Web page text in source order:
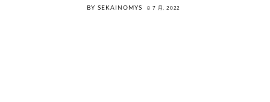
BY SEKAINOMYS 8 7 月, 2022